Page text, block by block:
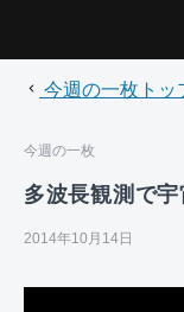
今週の一枚トッ
今週の一枚
多波長観測で宇
2014年10月14日